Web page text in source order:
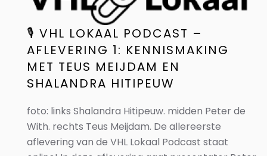
🎙️ VHL LOKAAL PODCAST –
AFLEVERING 1: KENNISMAKING
MET TEUS MEIJDAM EN
SHALANDRA HITIPEUW
foto: links Shalandra Hitipeuw. midden Peter de
With. rechts Teus Meijdam. De allereerste
aflevering van de VHL Lokaal Podcast staat